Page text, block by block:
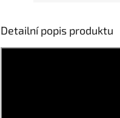
Detailní popis produktu